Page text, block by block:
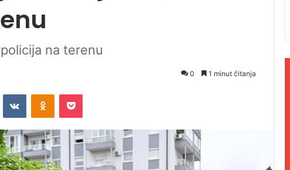
na terenu
0 1 minut čitanja